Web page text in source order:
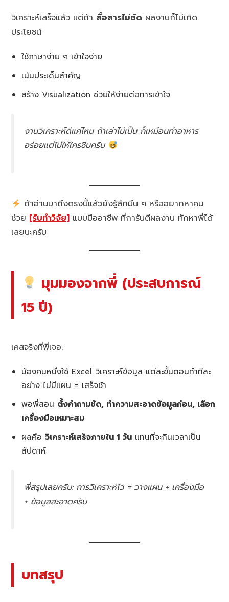
วิเคราะห์เสร็จแล้ว แต่ถ้า สื่อสารไม่ชัด ผลงานก็ไม่เกิด
ประโยชน์
ใช้ภาษาง่าย ๆ เข้าใจง่าย
เน้นประเด็นสำคัญ
สร้าง Visualization ช่วยให้ง่ายต่อการเข้าใจ
งานวิเคราะห์ดีแค่ไหน ถ้าเล่าไม่เป็น ก็เหมือนทำอาหาร
อร่อยแต่ไม่ให้ใครชิมครับ
ถ้าอ่านมาถึงตรงนี้แล้วยังรู้สึกมึน ๆ หรืออยากหาคน
ช่วย [รับทำวิจัย] แบบมืออาชีพ ที่การันตีผลงาน ทักหาพี่ได้
เลยนะครับ
มุมมองจากพี่ (ประสบการณ์
15 ปี)
เคสจริงที่พี่เจอ:
น้องคนหนึ่งใช้ Excel วิเคราะห์ข้อมูล แต่ละขั้นตอนทำทีละ
อย่าง ไม่มีแผน = เสร็จช้า
พอพี่สอน ตั้งคำถามชัด, ทำความสะอาดข้อมูลก่อน, เลือก
เครื่องมือเหมาะสม
ผลคือ วิเคราะห์เสร็จภายใน 1 วัน แทนที่จะกินเวลาเป็น
สัปดาห์
พี่สรุปเลยครับ: การวิเคราะห์ไว = วางแผน + เครื่องมือ
+ ข้อมูลสะอาดครับ
บทสรุป